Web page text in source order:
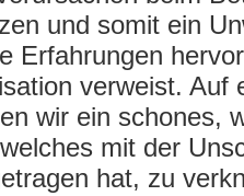
und somit ein
Erfahrungen
verweist. Auf
wir ein schones,
mit der
hat, zu